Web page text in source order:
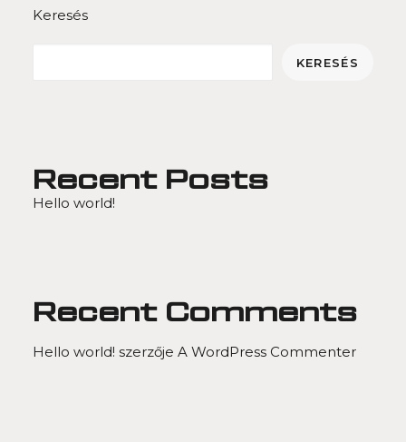
Keresés
KERESÉS
Recent Posts
Hello world!
Recent Comments
Hello world! szerzője A WordPress Commenter